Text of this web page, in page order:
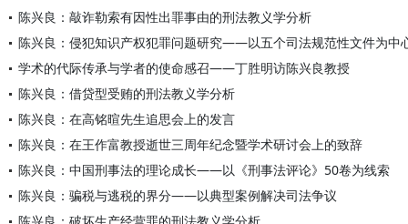
陈兴良：敲诈勒索有因性出罪事由的刑法教义学分析
陈兴良：侵犯知识产权犯罪问题研究——以五个司法规范性文件为中
学术的代际传承与学者的使命感召——丁胜明访陈兴良教授
陈兴良：借贷型受贿的刑法教义学分析
陈兴良：在高铭暄先生追思会上的发言
陈兴良：在王作富教授逝世三周年纪念暨学术研讨会上的致辞
陈兴良：中国刑事法的理论成长——以《刑事法评论》50卷为线索
陈兴良：骗税与逃税的界分——以典型案例解决司法争议